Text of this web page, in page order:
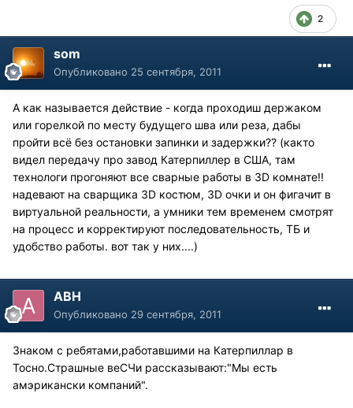
2
som
Опубликовано 25 сентября, 2011
А как называется действие - когда проходиш держаком
или горелкой по месту будущего шва или реза, дабы
пройти всё без остановки запинки и задержки?? (както
видел передачу про завод Катерпиллер в США, там
технологи прогоняют все сварные работы в 3D комнате!!
надевают на сварщика 3D костюм, 3D очки и он фигачит в
виртуальной реальности, а умники тем временем смотрят
на процесс и корректируют последовательность, ТБ и
удобство работы. вот так у них....)
АВН
Опубликовано 29 сентября, 2011
Знаком с ребятами,работавшими на Катерпиллар в
Тосно.Страшные веСЧи рассказывают:"Мы есть
амэрикански компаний".